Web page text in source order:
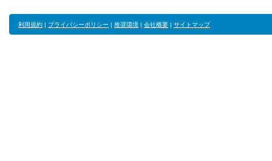
利用規約 | プライバシーポリシー | 推奨環境 | 会社概要 | サイトマップ